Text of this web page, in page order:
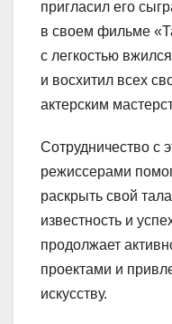
пригласил его
в своем фильме
с легкостью
и восхитил всех
актерским
Сотрудничество с
режиссерами
раскрыть свой
известность и
продолжает
проектами и
искусству.